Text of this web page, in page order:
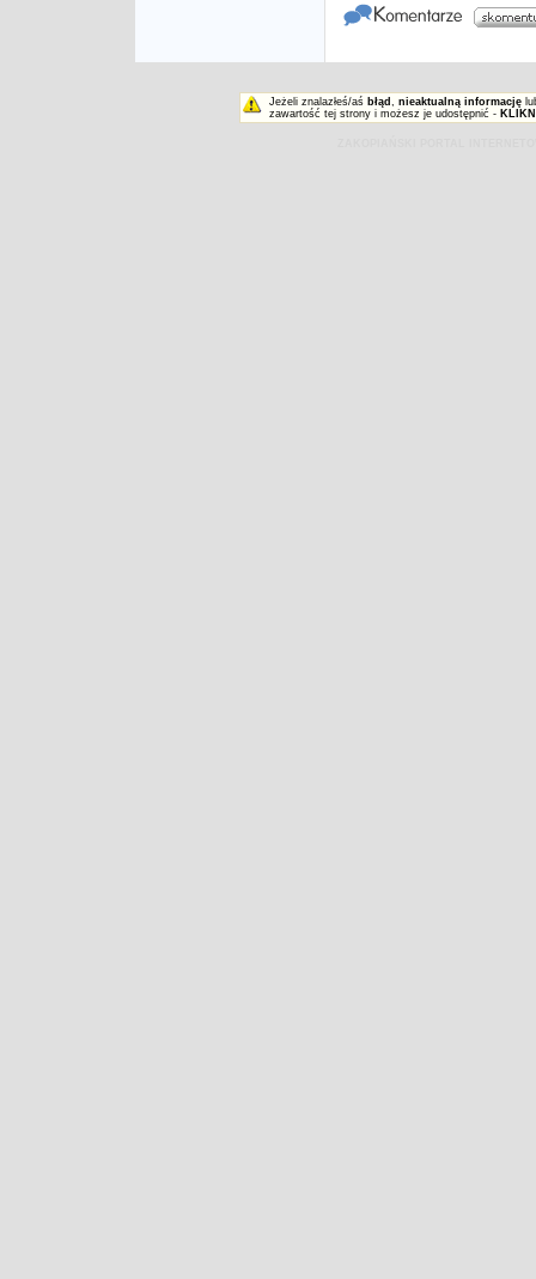
Jeżeli znalazłeś/aś błąd , nieaktualną informację
zawartość tej strony i możesz je udostępnić -